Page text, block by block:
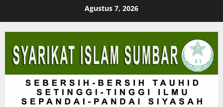
content
Agustus 7, 2026